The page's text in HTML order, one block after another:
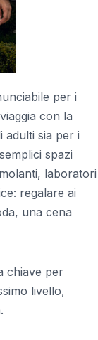
per i
con la
adulti sia per i
spazi
laboratori
regalare ai
una cena
chiave per
livello,